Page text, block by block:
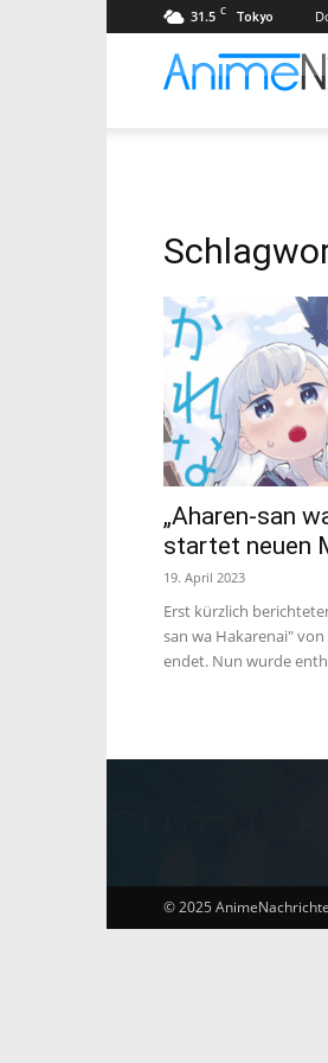
31.5 C Tokyo
„Aharen-san
startet neuen
19. April 2023
Erst kürzlich
san wa Hakarenai"
endet. Nun wurde
© 2025